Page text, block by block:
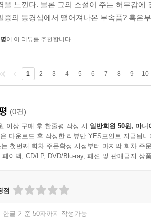
을 느낀다. 물론 그의 소설이 주는 허무감
종의 동경심에서 떨어져나온 부속품? 혹은
이 이 리뷰를 추천합니다.
1 2 3 4 5 6 7 8 9 10
(0건)
이상 구매 후 한줄평 작성 시 일반회원 50원, 마니
다운로드 후 작성한 리뷰만 YES포인트 지급됩니
는 첫번째 회차 주문확정 시점부터 마지막 회차 주
페이백, CD/LP, DVD/Blu-ray, 패션 및 판매금지 상
점
한글 기준 50자까지 작성가능